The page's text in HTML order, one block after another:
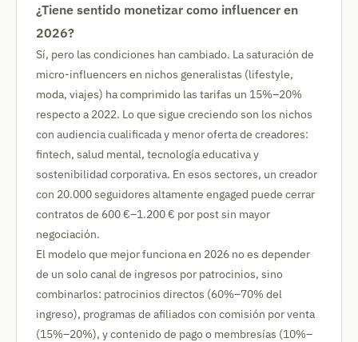
¿Tiene sentido monetizar como influencer en
2026?
Sí, pero las condiciones han cambiado. La saturación de
micro-influencers en nichos generalistas (lifestyle,
moda, viajes) ha comprimido las tarifas un 15%–20%
respecto a 2022. Lo que sigue creciendo son los nichos
con audiencia cualificada y menor oferta de creadores:
fintech, salud mental, tecnología educativa y
sostenibilidad corporativa. En esos sectores, un creador
con 20.000 seguidores altamente engaged puede cerrar
contratos de 600 €–1.200 € por post sin mayor
negociación.
El modelo que mejor funciona en 2026 no es depender
de un solo canal de ingresos por patrocinios, sino
combinarlos: patrocinios directos (60%–70% del
ingreso), programas de afiliados con comisión por venta
(15%–20%), y contenido de pago o membresías (10%–